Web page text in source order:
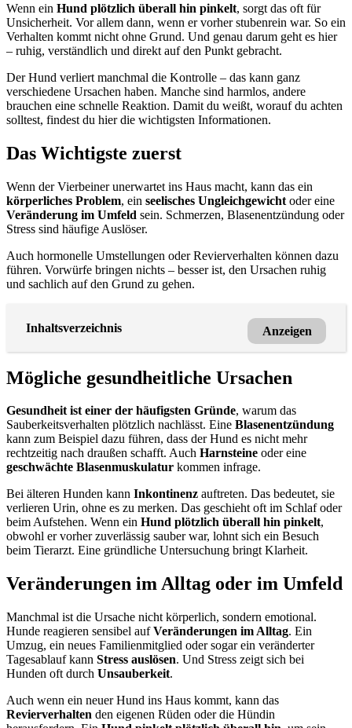
Wenn ein Hund plötzlich überall hin pinkelt, sorgt das oft für
Unsicherheit. Vor allem dann, wenn er vorher stubenrein war. So ein
Verhalten kommt nicht ohne Grund. Und genau darum geht es hier
– ruhig, verständlich und direkt auf den Punkt gebracht.
Der Hund verliert manchmal die Kontrolle – das kann ganz
verschiedene Ursachen haben. Manche sind harmlos, andere
brauchen eine schnelle Reaktion. Damit du weißt, worauf du achten
solltest, findest du hier die wichtigsten Informationen.
Das Wichtigste zuerst
Wenn der Vierbeiner unerwartet ins Haus macht, kann das ein
körperliches Problem, ein seelisches Ungleichgewicht oder eine
Veränderung im Umfeld sein. Schmerzen, Blasenentzündung oder
Stress sind häufige Auslöser.
Auch hormonelle Umstellungen oder Revierverhalten können dazu
führen. Vorwürfe bringen nichts – besser ist, den Ursachen ruhig
und sachlich auf den Grund zu gehen.
Inhaltsverzeichnis Anzeigen
Mögliche gesundheitliche Ursachen
Gesundheit ist einer der häufigsten Gründe, warum das
Sauberkeitsverhalten plötzlich nachlässt. Eine Blasenentzündung
kann zum Beispiel dazu führen, dass der Hund es nicht mehr
rechtzeitig nach draußen schafft. Auch Harnsteine oder eine
geschwächte Blasenmuskulatur kommen infrage.
Bei älteren Hunden kann Inkontinenz auftreten. Das bedeutet, sie
verlieren Urin, ohne es zu merken. Das geschieht oft im Schlaf oder
beim Aufstehen. Wenn ein Hund plötzlich überall hin pinkelt,
obwohl er vorher zuverlässig sauber war, lohnt sich ein Besuch
beim Tierarzt. Eine gründliche Untersuchung bringt Klarheit.
Veränderungen im Alltag oder im Umfeld
Manchmal ist die Ursache nicht körperlich, sondern emotional.
Hunde reagieren sensibel aufVeränderungen im Alltag. Ein
Umzug, ein neues Familienmitglied oder sogar ein veränderter
Tagesablauf kann Stress auslösen. Und Stress zeigt sich bei
Hunden oft durch Unsauberkeit.
Auch wenn ein neuer Hund ins Haus kommt, kann das
Revierverhalten den eigenen Rüden oder die Hündin